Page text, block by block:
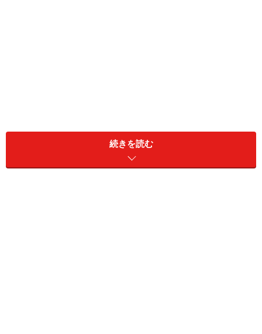
食事が楽しくなるよう、次のような点に気をつけてくだ
続きを読む